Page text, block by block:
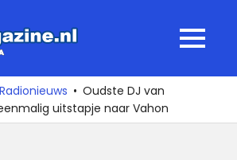
MENU
Radionieuws
Oudste DJ van
uitstapje naar Vahon